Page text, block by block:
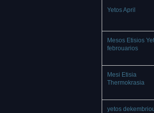
Yetos April
Mesos Etisios
febrouarios
Mesi Etisia
Thermokrasia
yetos